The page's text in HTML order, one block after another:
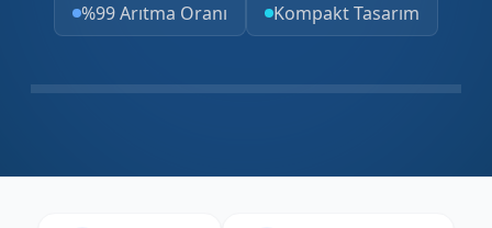
%99 Arıtma Oranı Kompakt Tasarım